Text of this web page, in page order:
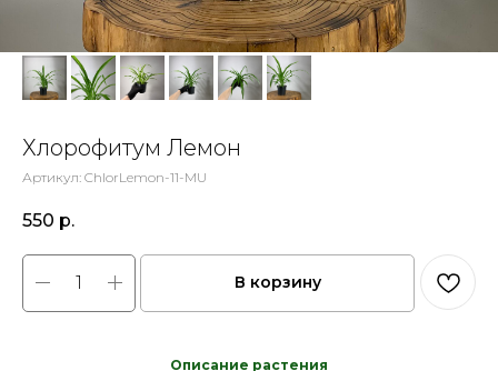
Хлорофитум Лемон
Артикул: ChlorLemon-11-MU
550 р.
В корзину
Описание растения